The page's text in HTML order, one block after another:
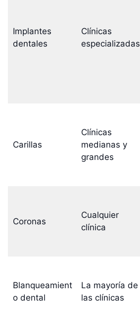
Implantes
dentales
Clínicas
especializadas
Carillas
Clínicas
medianas y
grandes
Coronas
Cualquier
clínica
Blanqueamient
o dental
La mayoría de
las clínicas